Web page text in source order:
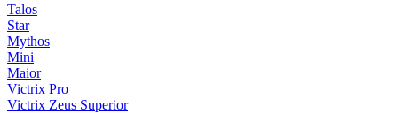
Talos
Star
Mythos
Mini
Maior
Victrix Pro
Victrix Zeus Superior